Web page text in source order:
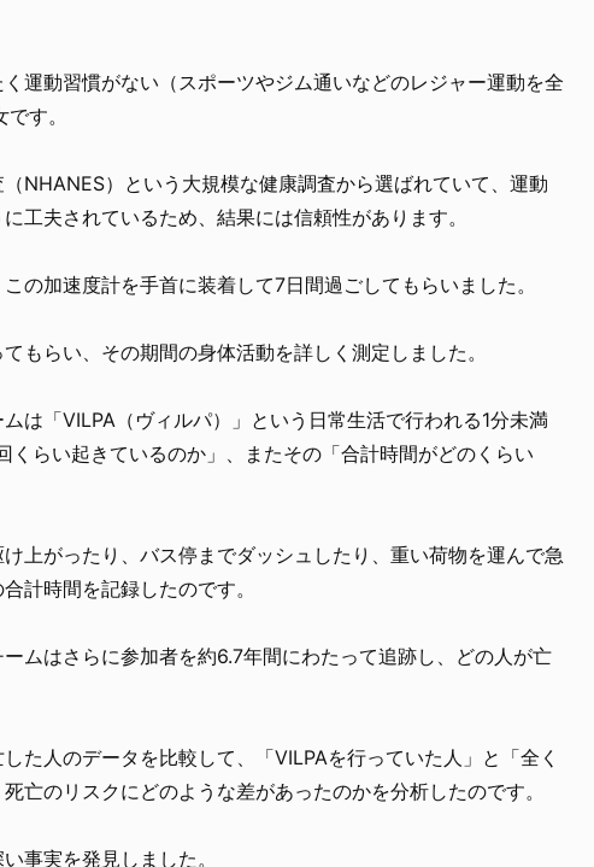
運動習慣がない（スポーツやジム通いなどのレジャー運動を全
す。
NHANES）という大規模な健康調査から選ばれていて、運動
工夫されているため、結果には信頼性があります。
の加速度計を手首に装着して7日間過ごしてもらいました。
てもらい、その期間の身体活動を詳しく測定しました。
は「VILPA（ヴィルパ）」という日常生活で行われる1分未満
くらい起きているのか」、またその「合計時間がどのくらい
上がったり、バス停までダッシュしたり、重い荷物を運んで急
計時間を記録したのです。
ムはさらに参加者を約6.7年間にわたって追跡し、どの人が亡
た人のデータを比較して、「VILPAを行っていた人」と「全く
亡のリスクにどのような差があったのかを分析したのです。
事実を発見しました。